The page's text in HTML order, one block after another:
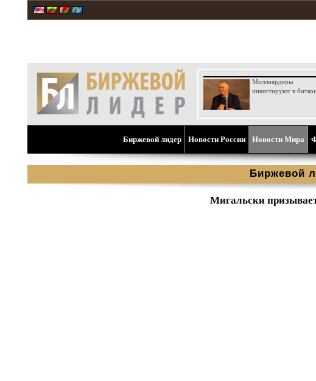
Миллиардеры
инвестируют в
Биржевой лидер Новости России Новости Мира
Биржевой
Мигальски